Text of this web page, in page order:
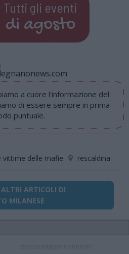
Tutti gli eventi
di agosto
a cuore l'informazione del
di essere sempre in prima
puntuale.
vittime delle mafie
rescaldina
ALTRI ARTICOLI DI
MILANESE